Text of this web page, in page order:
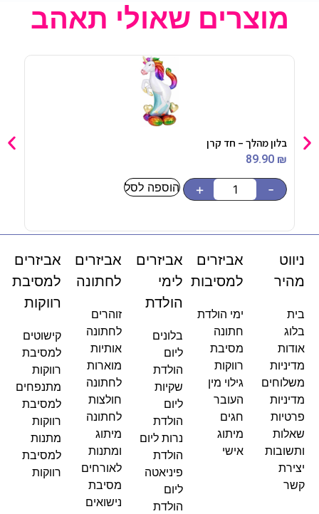
מוצרים שאולי תאהב
בלון מהלך – חד קרן
89.90 ₪
-
+ הוספה לסל
ניווט
מהיר
בית
בלוג
אודות
מדיניות
משלוחים
מדיניות
פרטיות
שאלות
ותשובות
יצירת
קשר
אביזרים
למסיבות
ימי הולדת
חתונה
מסיבת
רווקות
גילוי מין
העובר
חגים
מיתוג
אישי
אביזרים
לימי
הולדת
בלונים
ליום
הולדת
שקיות
ליום
הולדת
נרות ליום
הולדת
פיניאטה
ליום
הולדת
אביזרים
לחתונה
זוהרים
לחתונה
אותיות
מוארות
לחתונה
חולצות
לחתונה
מיתוג
ומתנות
לאורחים
מסיבת
נישואים
אביזרים
למסיבת
רווקות
קישוטים
למסיבת
רווקות
מתנפחים
למסיבת
רווקות
מתנות
למסיבת
רווקות